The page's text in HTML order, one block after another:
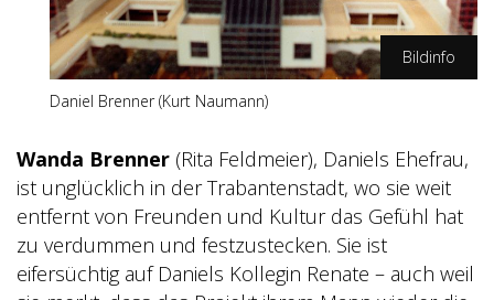
Bildinfo
DEFA-Stiftung/Christa Koefer
Daniel Brenner (Kurt Naumann)
Wanda Brenner (Rita Feldmeier), Daniels Ehefrau,
ist unglücklich in der Trabantenstadt, wo sie weit
entfernt von Freunden und Kultur das Gefühl hat
zu verdummen und festzustecken. Sie ist
eifersüchtig auf Daniels Kollegin Renate – auch weil